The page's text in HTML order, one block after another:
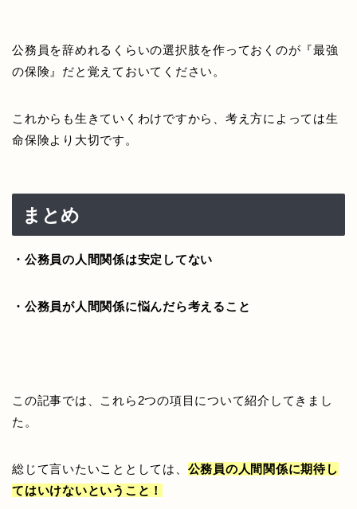
公務員を辞めれるくらいの選択肢を作っておくのが『最強
の保険』だと覚えておいてください。
これからも生きていくわけですから、考え方によっては生
命保険より大切です。
まとめ
・公務員の人間関係は安定してない
・公務員が人間関係に悩んだら考えること
この記事では、これら2つの項目について紹介してきまし
た。
総じて言いたいこととしては、 公務員の人間関係に期待し
てはいけないということ！